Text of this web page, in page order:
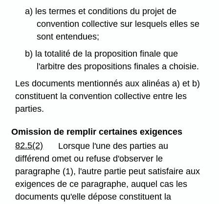
a) les termes et conditions du projet de
convention collective sur lesquels elles se
sont entendues;
b) la totalité de la proposition finale que
l'arbitre des propositions finales a choisie.
Les documents mentionnés aux alinéas a) et b)
constituent la convention collective entre les
parties.
Omission de remplir certaines exigences
82.5(2)
Lorsque l'une des parties au
différend omet ou refuse d'observer le
paragraphe (1), l'autre partie peut satisfaire aux
exigences de ce paragraphe, auquel cas les
documents qu'elle dépose constituent la